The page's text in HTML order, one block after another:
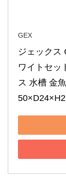
GEX
ジェックス
ワイトセッ
ス 水槽 金